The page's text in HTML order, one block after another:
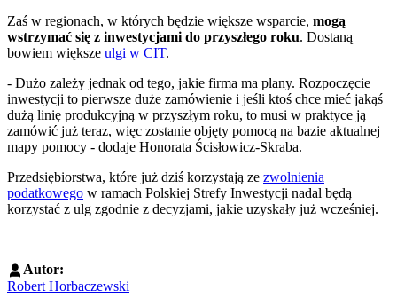
Zaś w regionach, w których będzie większe wsparcie, mogą
wstrzymać się z inwestycjami do przyszłego roku. Dostaną
bowiem większe ulgi w CIT.
- Dużo zależy jednak od tego, jakie firma ma plany. Rozpoczęcie
inwestycji to pierwsze duże zamówienie i jeśli ktoś chce mieć jakąś
dużą linię produkcyjną w przyszłym roku, to musi w praktyce ją
zamówić już teraz, więc zostanie objęty pomocą na bazie aktualnej
mapy pomocy - dodaje Honorata Ścisłowicz-Skraba.
Przedsiębiorstwa, które już dziś korzystają ze zwolnienia
podatkowego w ramach Polskiej Strefy Inwestycji nadal będą
korzystać z ulg zgodnie z decyzjami, jakie uzyskały już wcześniej.
Autor:
Robert Horbaczewski